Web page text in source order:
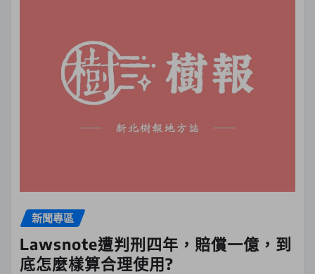
新聞專區
Lawsnote遭判刑四年，賠償一億，到
底怎麼樣算合理使用?